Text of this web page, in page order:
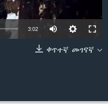
3:02
ቀጥተኛ መገናኛ